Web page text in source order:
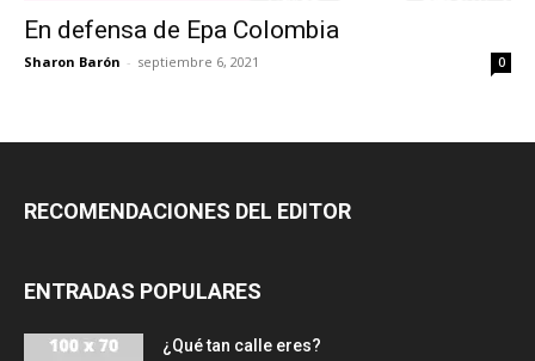
En defensa de Epa Colombia
Sharon Barón - septiembre 6, 2021 0
RECOMENDACIONES DEL EDITOR
ENTRADAS POPULARES
¿Qué tan calle eres?